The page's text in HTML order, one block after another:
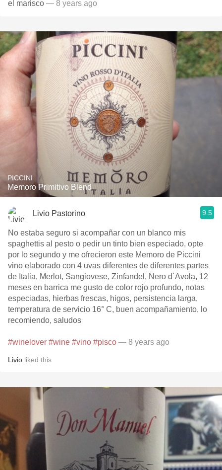
el marisco — 8 years ago
PICCINI
Memoro Primitivo Blend
Livio Pastorino 9.5
No estaba seguro si acompañar con un blanco mis
spaghettis al pesto o pedir un tinto bien especiado, opte
por lo segundo y me ofrecieron este Memoro de Piccini
vino elaborado con 4 uvas diferentes de diferentes partes
de Italia, Merlot, Sangiovese, Zinfandel, Nero d´Avola, 12
meses en barrica me gusto de color rojo profundo, notas
especiadas, hierbas frescas, higos, persistencia larga,
temperatura de servicio 16° C, buen acompañamiento, lo
recomiendo, saludos
#winelover #wine #vino #pisco — 8 years ago
Livio liked this